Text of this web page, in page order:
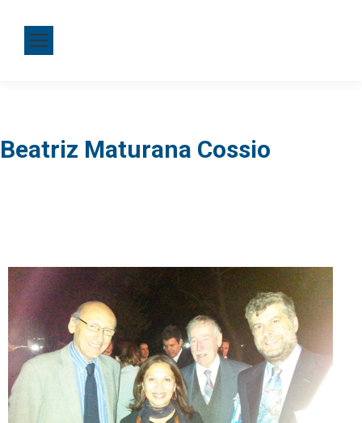
Beatriz Maturana Cossio